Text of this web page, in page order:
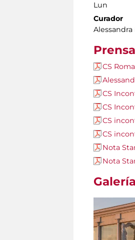
Lun
Curador
Prensa
CS
CS
CS
CS
CS
Nota
Nota